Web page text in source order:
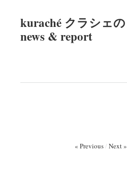
kuraché クラシェの
news & report
« Previous/ Next »